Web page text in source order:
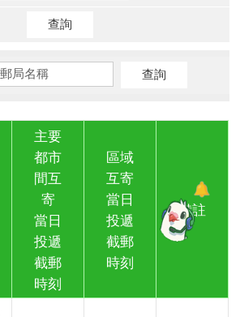
主要
都市
間互
寄
當日
投遞
截郵
時刻
區域
互寄
當日
投遞
截郵
時刻
備註